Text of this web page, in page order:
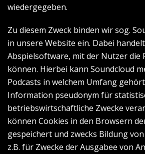
wiedergegeben.
Zu diesem Zweck binden wir sog.
in unsere Website ein. Dabei
Abspielsoftware, mit der Nutzer die
können. Hierbei kann Soundcloud
Podcasts in welchem Umfang
Information pseudonym für
betriebswirtschaftliche Zwecke
können Cookies in den Browsern
gespeichert und zwecks Bildung
z.B. für Zwecke der Ausgabee von